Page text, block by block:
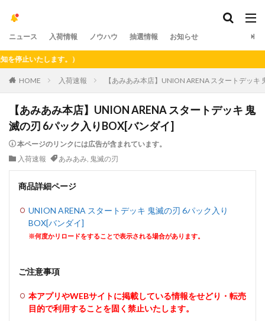
ニュース 入荷情報 ノウハウ 抽選情報 お知らせ
いたします。）
HOME 入荷速報 【あみあみ本店】UNION ARENA スタートデッ
【あみあみ本店】UNION ARENA スタートデッキ 鬼
滅の刃 6パック入りBOX[バンダイ]
本ページのリンクには広告が含まれています。
入荷速報
あみあみ, 鬼滅の刃
商品詳細ページ
UNION ARENA スタートデッキ 鬼滅の刃 6パック入り
BOX[バンダイ]
※何度かリロードをすることで表示される場合があります。
ご注意事項
本アプリやWEBサイトに掲載している情報をせどり・転売
目的で利用することを固く禁止いたします。